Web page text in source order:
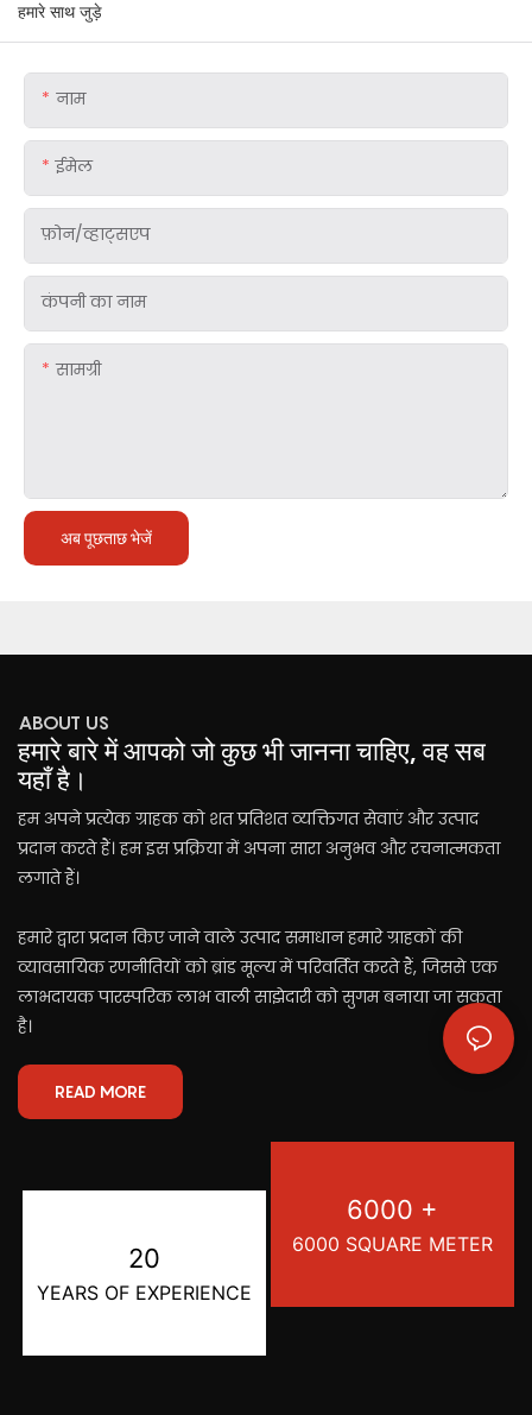
हमारे साथ जुड़े
नाम
ईमेल
फ़ोन/व्हाट्सएप
कंपनी का नाम
सामग्री
अब पूछताछ भेजें
ABOUT US
हमारे बारे में आपको जो कुछ भी जानना चाहिए, वह सब
यहाँ है।
हम अपने प्रत्येक ग्राहक को शत प्रतिशत व्यक्तिगत सेवाएं और उत्पाद
प्रदान करते हैं। हम इस प्रक्रिया में अपना सारा अनुभव और रचनात्मकता
लगाते हैं।
हमारे द्वारा प्रदान किए जाने वाले उत्पाद समाधान हमारे ग्राहकों की
व्यावसायिक रणनीतियों को ब्रांड मूल्य में परिवर्तित करते हैं, जिससे एक
लाभदायक पारस्परिक लाभ वाली साझेदारी को सुगम बनाया जा सकता
है।
READ MORE
20
YEARS OF EXPERIENCE
6000 +
6000 SQUARE METER